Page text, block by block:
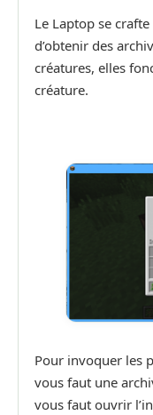
Le Laptop se
d’obtenir des
créatures, elles
créature.
Pour invoquer les
vous faut une
vous faut ouvrir